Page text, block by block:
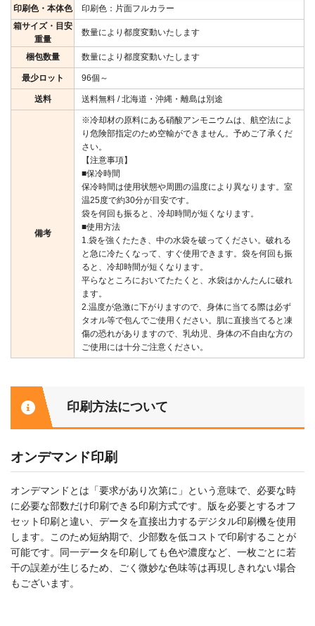
印刷色・本体色
印刷色：片面フルカラー
箱サイズ・目安
重量
数量により都度変動いたします
梱包数量 数量により都度変動いたします
最少ロット 96個～
送料 送料無料 / 北海道・沖縄・離島は別途
備考
※冷却材の原料にある硝酸アンモニウムは、航空法によ
り危険部指定のため空輸ができません。予めご了承くだ
さい。
【注意事項】
■保冷時間
保冷時間は使用状態や周囲の温度により異なります。室
温25度で約30分が目安です。
袋を何回も振ると、冷却時間が短くなります。
■使用方法
1.袋を強くたたき、中の水袋を破ってください。破れる
と急に冷たくなって、すぐ使用できます。袋を何回も振
ると、冷却時間が短くなります。
平らなところにおいてたたくと、水袋はかんたんに破れ
ます。
2.温度が急激に下がりますので、身体に当てる際は必ず
タオル等で包んでご使用ください。肌に直接当てると凍
傷の恐れがありますので、乳幼児、身体の不自由な方の
ご使用には十分ご注意ください。
印刷方法について
オンデマンド印刷
オンデマンドとは「要求があり次第に」という意味で、必要な時
に必要な部数だけ印刷できる印刷方式です。版を必要とするオフ
セット印刷と違い、データを直接出力するデジタル印刷機を使用
します。このため短納期で、少部数を低コストで印刷することが
可能です。同一データを印刷しても色や濃度など、一枚ごとに若
干の誤差が生じるため、ごく微妙な色味等は再現しきれない場合
もございます。